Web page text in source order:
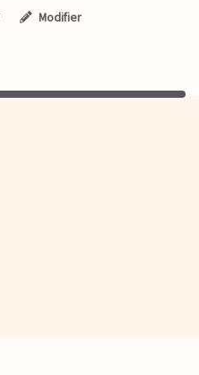
Modifier